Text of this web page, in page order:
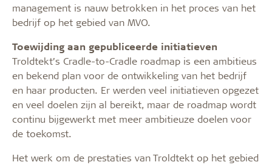
management is nauw betrokken in het proces van het
bedrijf op het gebied van MVO.
Toewijding aan gepubliceerde initiatieven
Troldtekt’s Cradle-to-Cradle roadmap is een ambitieus
en bekend plan voor de ontwikkeling van het bedrijf
en haar producten. Er werden veel initiatieven opgezet
en veel doelen zijn al bereikt, maar de roadmap wordt
continu bijgewerkt met meer ambitieuze doelen voor
de toekomst.
Het werk om de prestaties van Troldtekt op het gebied